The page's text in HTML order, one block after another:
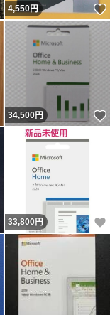
いいね！
4,550円
いいね！
34,500円
いいね！
33,800 円